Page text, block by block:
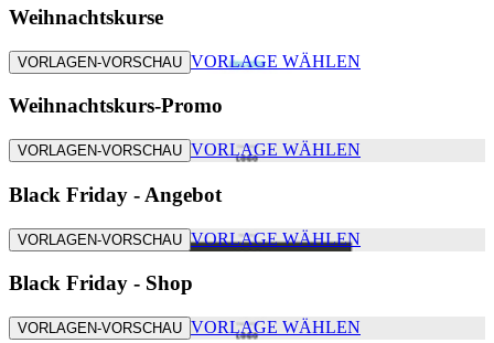
Weihnachtskurse
VORLAGEN-VORSCHAU VORLAGE WÄHLEN
Weihnachtskurs-Promo
VORLAGEN-VORSCHAU VORLAGE WÄHLEN
Black Friday - Angebot
VORLAGEN-VORSCHAU VORLAGE WÄHLEN
Black Friday - Shop
VORLAGEN-VORSCHAU VORLAGE WÄHLEN